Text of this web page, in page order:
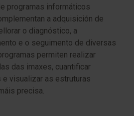
programas informáticos
a adquisición de
o diagnóstico, a
e o seguimento de diversas
permiten realizar
das imaxes, cuantificar
visualizar as estruturas
precisa.